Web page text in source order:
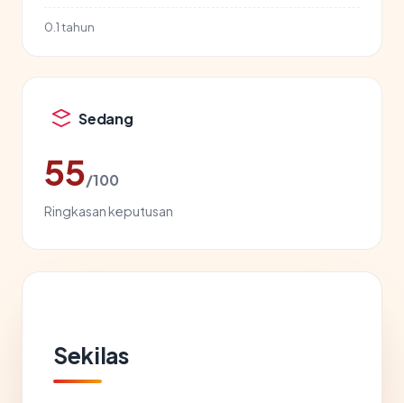
0.1 tahun
Sedang
55/100
Ringkasan keputusan
Sekilas